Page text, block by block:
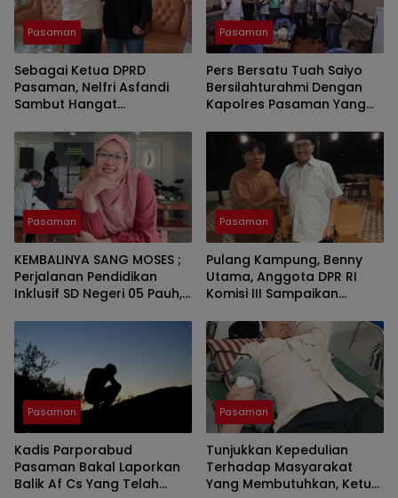
Pasaman
Sebagai Ketua DPRD
Pasaman, Nelfri Asfandi
Sambut Hangat
Tuah Saiyo.
Pasaman
Pers Bersatu Tuah Saiyo
Bersilahturahmi Dengan
Kapolres Pasaman Yang
Pasaman
KEMBALINYA SANG MOSES ;
Perjalanan Pendidikan
Inklusif SD Negeri 05 Pauh,
Oleh : Rahmawati Ismar SS
( Guru SDN Pauh , Lubuk
Sikaping, Pasaman.)
Pasaman
Pulang Kampung, Benny
Utama, Anggota DPR RI
Komisi III Sampaikan
Wartawan Di Pasaman
Pasaman
Kadis Parporabud
Pasaman Bakal Laporkan
Balik Af Cs Yang Telah
Pasaman
Tunjukkan Kepedulian
Terhadap Masyarakat
Yang Membutuhkan, Ketua